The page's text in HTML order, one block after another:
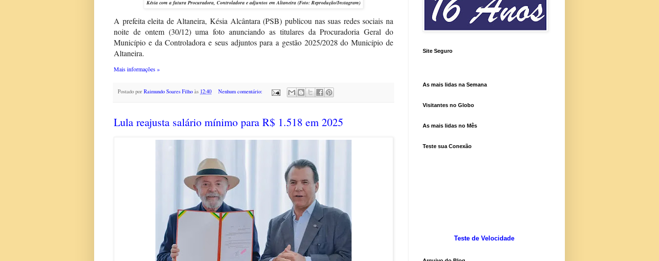
Késia com a futura Procuradora, Controladora e adjuntos em Altaneira (Foto: Reprodução/Instagram)
A prefeita eleita de Altaneira, Késia Alcântara (PSB) publicou nas suas redes sociais na
noite de ontem (30/12) uma foto anunciando as titulares da Procuradoria Geral do
Município e da Controladora e seus adjuntos para a gestão 2025/2028 do Município de
Altaneira.
Mais informações »
Postado por Raimundo Soares Filho às 12:40 Nenhum comentário:
Lula reajusta salário mínimo para R$ 1.518 em 2025
Site Seguro
As mais lidas na Semana
Visitantes no Globo
As mais lidas no Mês
Teste sua Conexão
Teste de Velocidade